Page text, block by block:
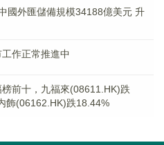
國外匯儲備規模34188億美元 升
作正常推進中
榜前十，九福來(08611.HK)跌
飾(06162.HK)跌18.44%